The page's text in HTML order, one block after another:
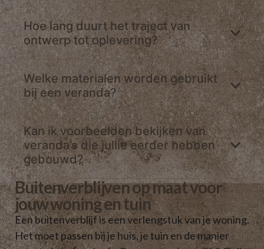
Hoe lang duurt het traject van
ontwerp tot oplevering?
Welke materialen worden gebruikt
bij een veranda?
Kan ik voorbeelden bekijken van
veranda’s die jullie eerder hebben
gebouwd?
Buitenverblijven op maat voor
jouw woning en tuin
Een buitenverblijf is een verlengstuk van je woning.
Het moet passen bij je huis, je tuin en de manier